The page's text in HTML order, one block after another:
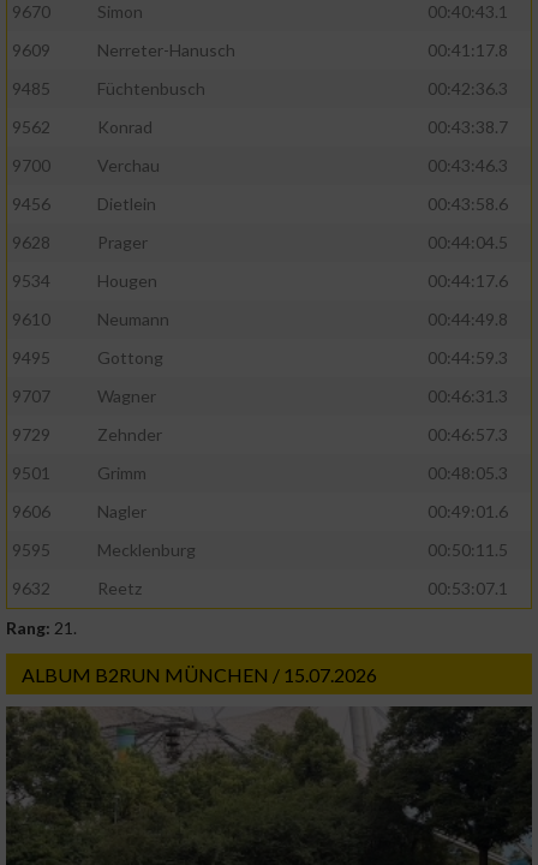
9670
Simon
00:40:43.1
9609
Nerreter-Hanusch
00:41:17.8
9485
Füchtenbusch
00:42:36.3
9562
Konrad
00:43:38.7
9700
Verchau
00:43:46.3
9456
Dietlein
00:43:58.6
9628
Prager
00:44:04.5
9534
Hougen
00:44:17.6
9610
Neumann
00:44:49.8
9495
Gottong
00:44:59.3
9707
Wagner
00:46:31.3
9729
Zehnder
00:46:57.3
9501
Grimm
00:48:05.3
9606
Nagler
00:49:01.6
9595
Mecklenburg
00:50:11.5
9632
Reetz
00:53:07.1
Rang: 21.
ALBUM B2RUN MÜNCHEN / 15.07.2026